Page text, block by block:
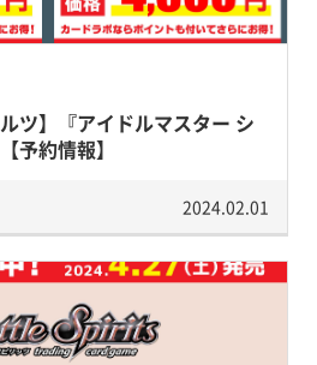
ツ】『アイドルマスター シ
予約情報】
2024.02.01